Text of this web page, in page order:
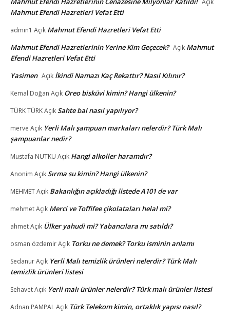
Açık
Mahmut Efendi Hazretleri Vefat Etti
admin1 Açık Mahmut Efendi Hazretleri Vefat Etti
Mahmut Efendi Hazretlerinin Yerine Kim Geçecek? Açık Mahmut
Efendi Hazretleri Vefat Etti
Yasimen Açık İkindi Namazı Kaç Rekattır? Nasıl Kılınır?
Kemal Doğan Açık Oreo bisküvi kimin? Hangi ülkenin?
TÜRK TÜRKAçıkSahte bal nasıl yapılıyor?
merve Açık Yerli Malı şampuan markaları nelerdir? Türk Malı
şampuanlar nedir?
Mustafa NUTKU Açık Hangi alkoller haramdır?
Anonim AçıkSırma su kimin? Hangi ülkenin?
MEHMETAçık Bakanlığın açıkladığı listede A101 de var
mehmetAçık Merci ve Toffifee çikolataları helal mi?
ahmetAçık Ülker yahudi mi? Yabancılara mı satıldı?
osman özdemirAçık Torku ne demek? Torku isminin anlamı
SedanurAçık Yerli Malı temizlik ürünleri nelerdir? Türk Malı
temizlik ürünleri listesi
SehavetAçık Yerli malı ürünler nelerdir? Türk malı ürünler listesi
Adnan PAMPALAçık Türk Telekom kimin, ortaklık yapısı nasıl?